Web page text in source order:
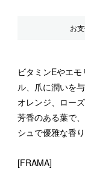
お
ビタミンEやエ
ル、爪に潤いを
オレンジ、ロー
芳香のある葉で
シュで優雅な香
[FRAMA]